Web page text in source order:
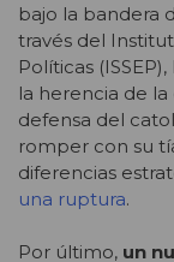
bajo la bandera
través del
Políticas
la herencia de
defensa del
romper con su
diferencias
una ruptura.
Por último, un